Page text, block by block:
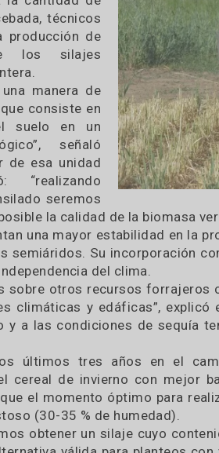
de Buenos Aires,
impulsa a los
para
a la cantidad de
cebada, técnicos
la producción de
los silajes
entera.
una manera de
que consiste en
suelo en un
señaló
de esa unidad
“realizando
ensilado seremos
posible la calidad de la
una mayor estabilidad
semiáridos. Su
independencia del clima.
sobre otros recursos
climáticas y edáficas”,
y a las condiciones de